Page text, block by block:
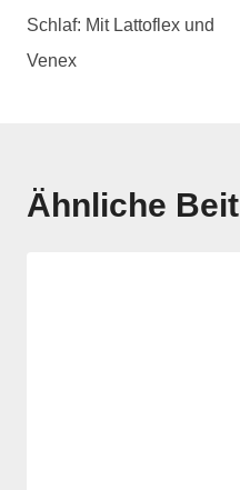
Schlaf: Mit Lattoflex und
Venex
Ähnliche